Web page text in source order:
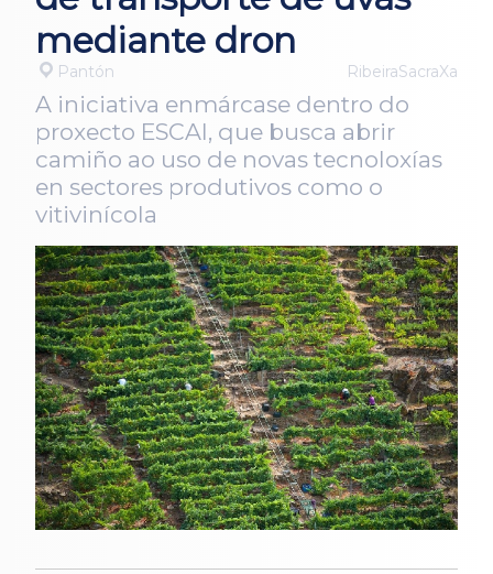
mediante dron
Pantón RibeiraSacraXa
A iniciativa enmárcase dentro do
proxecto ESCAI, que busca abrir
camiño ao uso de novas tecnoloxías
en sectores produtivos como o
vitivinícola